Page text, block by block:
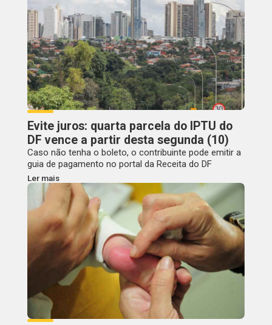
Evite juros: quarta parcela do IPTU do
DF vence a partir desta segunda (10)
Caso não tenha o boleto, o contribuinte pode emitir a
guia de pagamento no portal da Receita do DF
Ler mais